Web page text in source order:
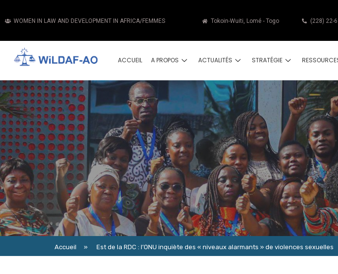
WOMEN IN LAW AND DEVELOPMENT IN AFRICA/FEMMES Tokoin-Wuiti, Lomé - Togo (228) 22-
ACCUEIL A PROPOS ACTUALITÉS STRATÉGIE
Accueil » Est de la RDC : l’ONU inquiète des « niveaux alarmants » de violences sexuelles